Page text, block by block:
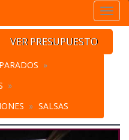
VER PRESUPUESTO
SALSAS